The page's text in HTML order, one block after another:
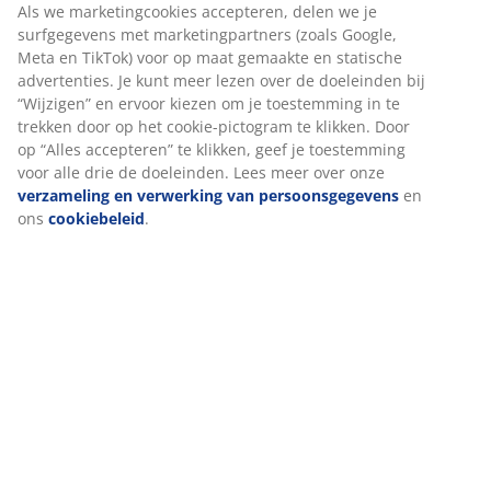
Als we marketingcookies accepteren, delen we je
surfgegevens met marketingpartners (zoals Google,
Meta en TikTok) voor op maat gemaakte en statische
advertenties. Je kunt meer lezen over de doeleinden bij
“Wijzigen” en ervoor kiezen om je toestemming in te
trekken door op het cookie-pictogram te klikken. Door
op “Alles accepteren” te klikken, geef je toestemming
voor alle drie de doeleinden. Lees meer over onze
verzameling en verwerking van persoonsgegevens en
ons cookiebeleid.